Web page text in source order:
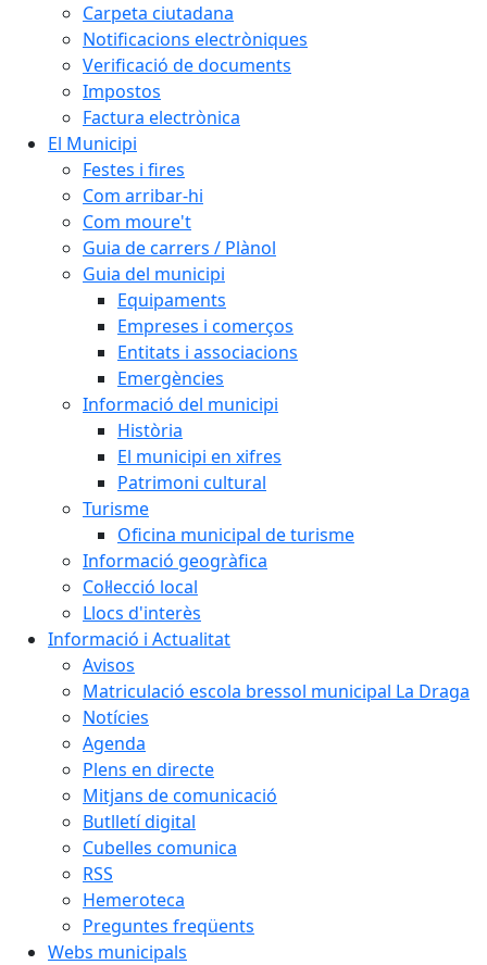
Carpeta ciutadana
Notificacions electròniques
Verificació de documents
Impostos
Factura electrònica
El Municipi
Festes i fires
Com arribar-hi
Com moure't
Guia de carrers / Plànol
Guia del municipi
Equipaments
Empreses i comerços
Entitats i associacions
Emergències
Informació del municipi
Història
El municipi en xifres
Patrimoni cultural
Turisme
Oficina municipal de turisme
Informació geogràfica
Col·lecció local
Llocs d'interès
Informació i Actualitat
Avisos
Matriculació escola bressol municipal La Draga
Notícies
Agenda
Plens en directe
Mitjans de comunicació
Butlletí digital
Cubelles comunica
RSS
Hemeroteca
Preguntes freqüents
Webs municipals